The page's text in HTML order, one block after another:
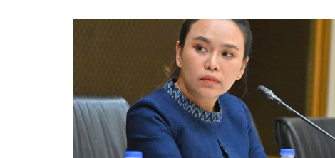
ปกครองวางมาตรการกวดขัน ป้องกัน
ผลกระทบสังคม
ดูแลปรับปรุงข้อกฎหมายเพื่อให้การแข่งขันวัวลาน